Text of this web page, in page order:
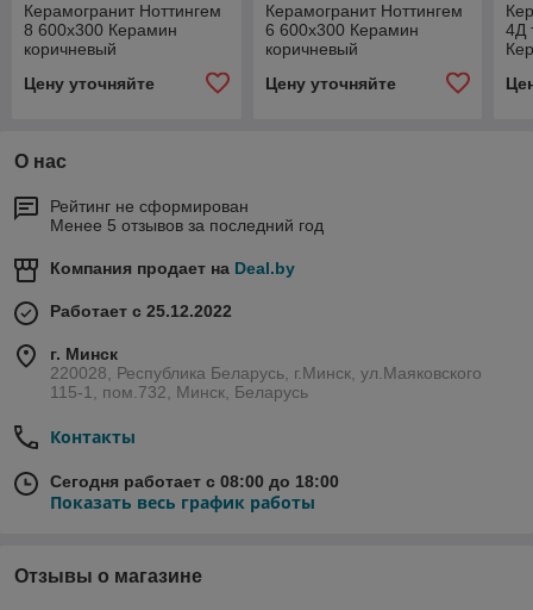
Керамогранит Ноттингем
8 600х300 Керамин
коричневый
Цену уточняйте
Керамогранит Ноттингем
6 600х300 Керамин
коричневый
Цену уточняйте
4Д
О нас
Рейтинг не сформирован
Менее 5 отзывов за последний год
Компания продает на Deal.by
Работает с 25.12.2022
г. Минск
220028, Республика Беларусь, г.Минск, ул.Маяковского
115-1, пом.732, Минск, Беларусь
Контакты
Сегодня работает с 08:00 до 18:00
Показать весь график работы
Отзывы о магазине